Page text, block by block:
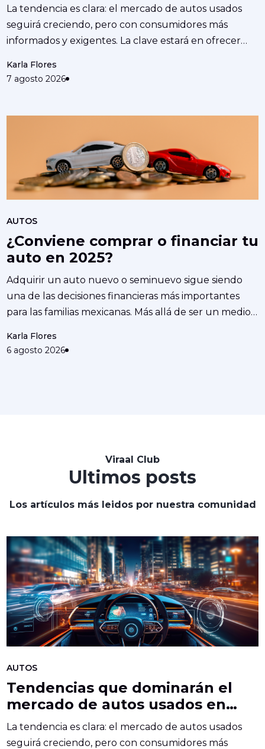
La tendencia es clara: el mercado de autos usados
seguirá creciendo, pero con consumidores más
informados y exigentes. La clave estará en ofrecer
Karla Flores
7 agosto 2026
AUTOS
¿Conviene comprar o financiar tu
auto en 2025?
Adquirir un auto nuevo o seminuevo sigue siendo
una de las decisiones financieras más importantes
para las familias mexicanas. Más allá de ser un medio
Karla Flores
6 agosto 2026
Viraal Club
Ultimos posts
Los artículos más leidos por nuestra comunidad
AUTOS
Tendencias que dominarán el
mercado de autos usados en
México
La tendencia es clara: el mercado de autos usados
seguirá creciendo, pero con consumidores más